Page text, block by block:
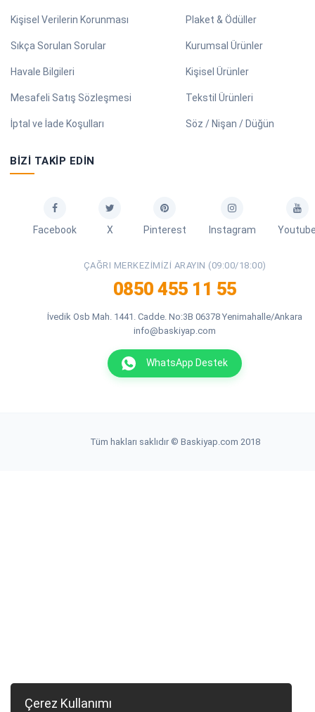
Kişisel Verilerin Korunması
Sıkça Sorulan Sorular
Havale Bilgileri
Mesafeli Satış Sözleşmesi
İptal ve İade Koşulları
Plaket & Ödüller
Kurumsal Ürünler
Kişisel Ürünler
Tekstil Ürünleri
Söz / Nişan / Düğün
BIZI TAKIP EDIN
Facebook X Pinterest Instagram
ÇAĞRI MERKEZIMIZI ARAYIN (09:00/18:00)
0850 455 11 55
İvedik Osb Mah. 1441. Cadde. No:3B 06378 Yenimahalle/Ankara
info@baskiyap.com
WhatsApp Destek
Tüm hakları saklıdır © Baskiyap.com 2018
Çerez Kullanımı